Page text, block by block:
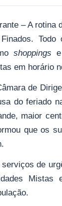
– A rotina
shoppings
em horário
de
do feriado
maior
que os
de
Mistas